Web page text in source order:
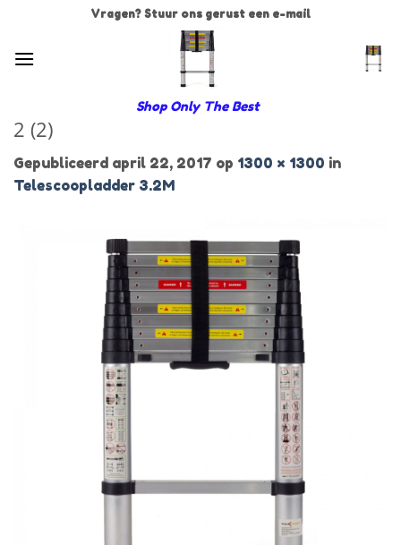
inhoud
Vragen? Stuur ons gerust een e-mail
Shop Only The Best
2 (2)
Gepubliceerd april 22, 2017 op 1300 × 1300 in
Telescoopladder 3.2M